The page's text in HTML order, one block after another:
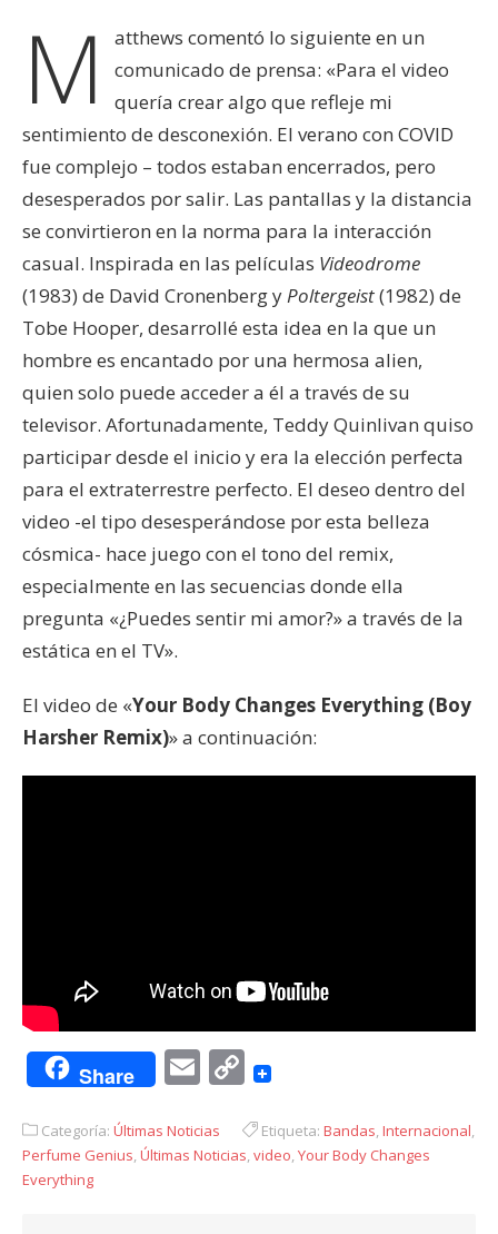
M
atthews comentó lo siguiente en un
comunicado de prensa: «Para el video
quería crear algo que refleje mi
sentimiento de desconexión. El verano con COVID
fue complejo – todos estaban encerrados, pero
desesperados por salir. Las pantallas y la distancia
se convirtieron en la norma para la interacción
casual. Inspirada en las películas Videodrome
(1983) de David Cronenberg yPoltergeist(1982) de
Tobe Hooper, desarrollé esta idea en la que un
hombre es encantado por una hermosa alien,
quien solo puede acceder a él a través de su
televisor. Afortunadamente, Teddy Quinlivan quiso
participar desde el inicio y era la elección perfecta
para el extraterrestre perfecto. El deseo dentro del
video -el tipo desesperándose por esta belleza
cósmica- hace juego con el tono del remix,
especialmente en las secuencias donde ella
pregunta «¿Puedes sentir mi amor?» a través de la
estática en el TV».
El video de «Your Body Changes Everything (Boy
Harsher Remix)» a continuación:
Share EmailCopy
Categoría: Últimas Noticias Etiqueta: Bandas Internacional
Perfume Genius Últimas Noticias video Your Body Changes
Everything